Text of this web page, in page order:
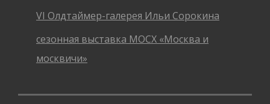
VI Олдтаймер-галерея Ильи Сорокина
сезонная выставка МОСХ «Москва и
москвичи»